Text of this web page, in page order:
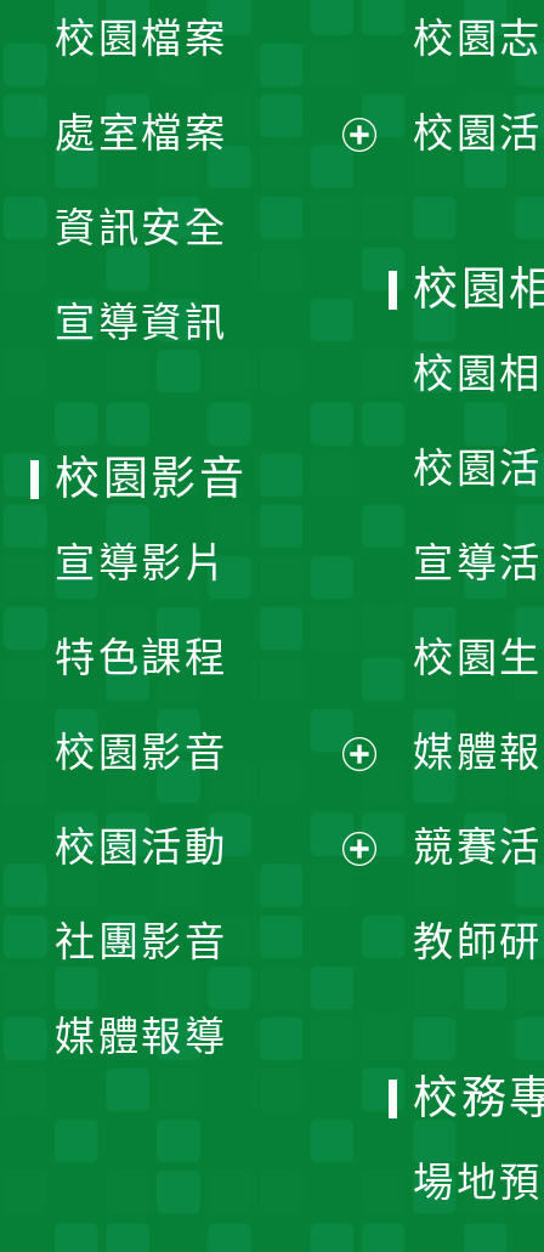
單
校園檔案
處室檔案
資訊安全
宣導資訊
校園
校園
校園
校園
校園
宣導
校園
媒體
競賽
教師
校園影音
宣導影片
特色課程
校園影音
開
校園活動
社團影音
媒體報導
校務
場地